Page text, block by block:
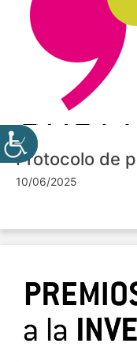
Protocolo de
10/06/2025